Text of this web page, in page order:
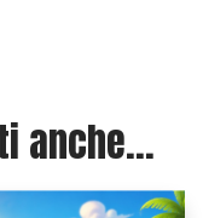
anche...